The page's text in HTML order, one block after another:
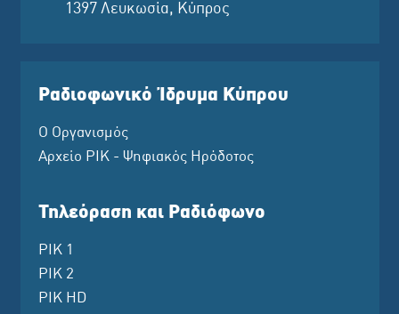
1397 Λευκωσία, Κύπρος
Ραδιοφωνικό Ίδρυμα Κύπρου
Ο Οργανισμός
Αρχείο ΡΙΚ - Ψηφιακός Ηρόδοτος
Τηλεόραση και Ραδιόφωνο
ΡΙΚ 1
ΡΙΚ 2
ΡΙΚ HD